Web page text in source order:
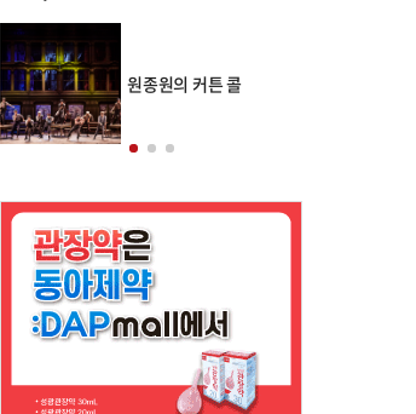
원종원의 커튼 콜